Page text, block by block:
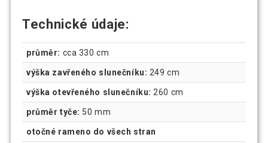
Technické údaje:
průměr: cca 330 cm
výška zavřeného slunečníku: 249 cm
výška otevřeného slunečníku: 260 cm
průměr tyče: 50 mm
otočné rameno do všech stran